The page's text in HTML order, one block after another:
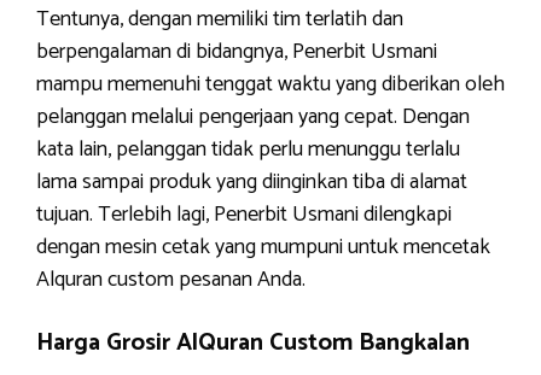
Tentunya, dengan memiliki tim terlatih dan
berpengalaman di bidangnya, Penerbit Usmani
mampu memenuhi tenggat waktu yang diberikan oleh
pelanggan melalui pengerjaan yang cepat. Dengan
kata lain, pelanggan tidak perlu menunggu terlalu
lama sampai produk yang diinginkan tiba di alamat
tujuan. Terlebih lagi, Penerbit Usmani dilengkapi
dengan mesin cetak yang mumpuni untuk mencetak
Alquran custom pesanan Anda.
Harga Grosir AlQuran Custom Bangkalan